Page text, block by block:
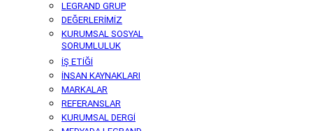
LEGRAND GRUP
DEĞERLERİMİZ
KURUMSAL SOSYAL
SORUMLULUK
İŞ ETİĞİ
İNSAN KAYNAKLARI
MARKALAR
REFERANSLAR
KURUMSAL DERGİ